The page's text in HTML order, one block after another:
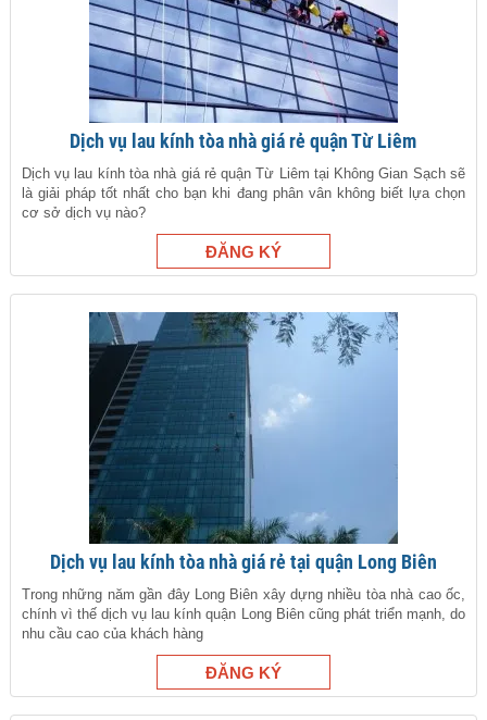
Dịch vụ lau kính tòa nhà giá rẻ quận Từ Liêm
Dịch vụ lau kính tòa nhà giá rẻ quận Từ Liêm tại Không Gian Sạch sẽ
là giải pháp tốt nhất cho bạn khi đang phân vân không biết lựa chọn
cơ sở dịch vụ nào?
Dịch vụ lau kính tòa nhà giá rẻ tại quận Long Biên
Trong những năm gần đây Long Biên xây dựng nhiều tòa nhà cao ốc,
chính vì thế dịch vụ lau kính quận Long Biên cũng phát triển mạnh, do
nhu cầu cao của khách hàng